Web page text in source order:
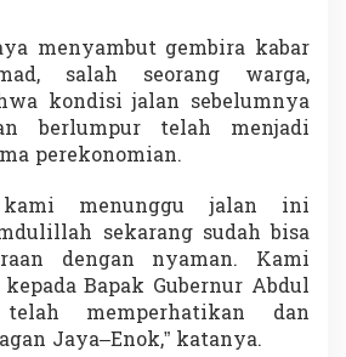
a
t
menyambut gembira kabar
salah seorang warga,
kondisi jalan sebelumnya
berlumpur telah menjadi
perekonomian.
kami menunggu jalan ini
sekarang sudah bisa
dengan nyaman. Kami
Bapak Gubernur Abdul
memperhatikan dan
Jaya–Enok,” katanya.